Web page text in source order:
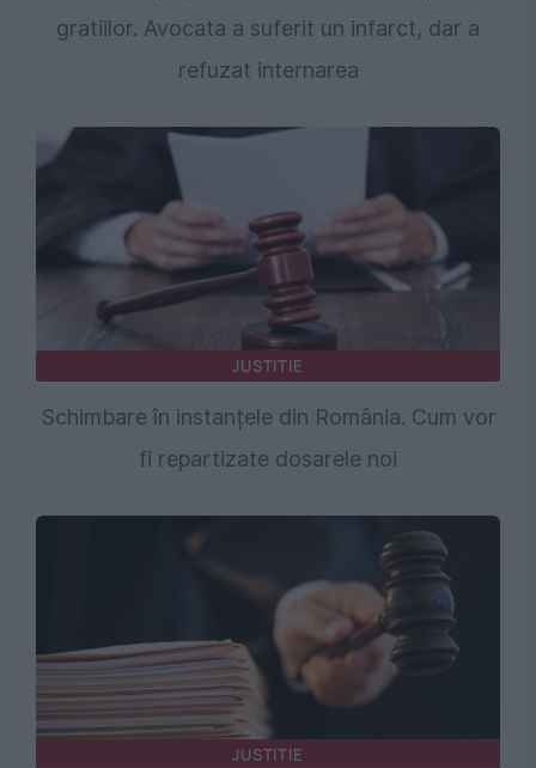
gratiilor. Avocata a suferit un infarct, dar a
refuzat internarea
JUSTITIE
Schimbare în instanțele din România. Cum vor
fi repartizate dosarele noi
JUSTITIE